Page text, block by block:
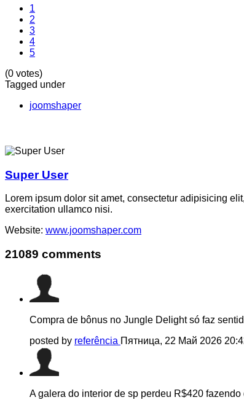
1
2
3
4
5
(0 votes)
Tagged under
joomshaper
Super User
Lorem ipsum dolor sit amet, consectetur adipisicing
exercitation ullamco nisi.
Website: www.joomshaper.com
21089 comments
Compra de bônus no Jungle Delight só faz
posted by referência Пятница, 22 Май 2026
A galera do interior de sp perdeu R$420